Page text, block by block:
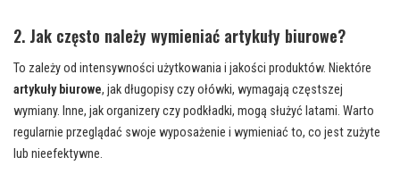
2. Jak często należy wymieniać artykuły biurowe?
To zależy od intensywności użytkowania i jakości produktów. Niektóre
artykuły biurowe, jak długopisy czy ołówki, wymagają częstszej
wymiany. Inne, jak organizery czy podkładki, mogą służyć latami. Warto
regularnie przeglądać swoje wyposażenie i wymieniać to, co jest zużyte
lub nieefektywne.